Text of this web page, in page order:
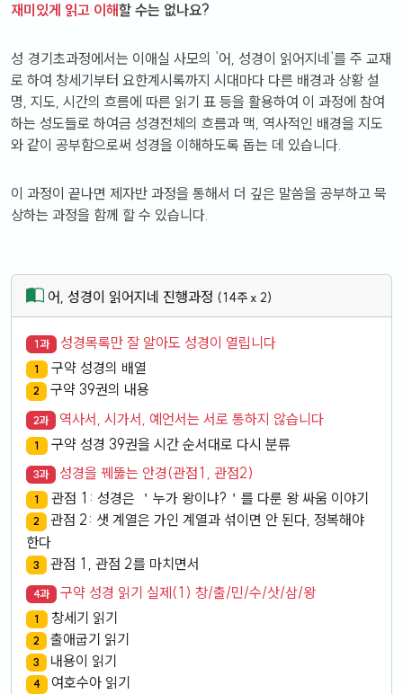
재미있게 읽고 이해할 수는 없나요?
성경기초과정에서는 이애실 사모의 `어, 성경이 읽어지네`를 주 교재
로 하여 창세기부터 요한계시록까지 시대마다 다른 배경과 상황 설
명, 지도, 시간의 흐름에 따른 읽기 표 등을 활용하여 이 과정에 참여
하는 성도들로 하여금 성경전체의 흐름과 맥, 역사적인 배경을 지도
와 같이 공부함으로써 성경을 이해하도록 돕는 데 있습니다.
이 과정이 끝나면 제자반 과정을 통해서 더 깊은 말씀을 공부하고 묵
상하는 과정을 함께 할 수 있습니다.
어, 성경이 읽어지네 진행과정 (14주 x 2)
1과 성경목록만 잘 알아도 성경이 열립니다
1 구약 성경의 배열
2 구약 39권의 내용
2과 역사서, 시가서, 예언서는 서로 통하지 않습니다
1 구약 성경 39권을 시간 순서대로 다시 분류
3과 성경을 꿰뚫는 안경(관점1, 관점2)
1 관점 1: 성경은 ＇누가 왕이냐?＇를 다룬 왕 싸움 이야기
2 관점 2: 샛 계열은 가인 계열과 섞이면 안 된다, 정복해야
한다
3 관점 1, 관점 2를 마치면서
4과 구약 성경 읽기 실제(1) 창/출/민/수/삿/삼/왕
1 창세기 읽기
2 출애굽기 읽기
3 내용이 읽기
4 여호수아 읽기